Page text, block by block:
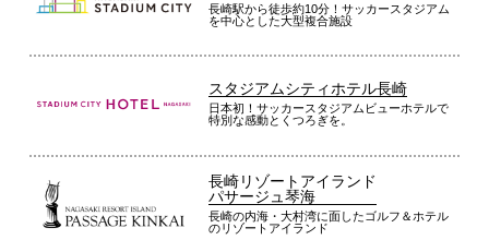
長崎駅から徒歩約10分！サッカースタジアム
を中心とした大型複合施設
スタジアムシティホテル長崎
日本初！サッカースタジアムビューホテルで
特別な感動とくつろぎを。
長崎リゾートアイランド
パサージュ琴海
長崎の内海・大村湾に面したゴルフ＆ホテル
のリゾートアイランド